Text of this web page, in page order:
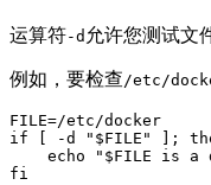
运算符-d 允许您测试文
例如，要检查/etc/
FILE=/etc/docker
if [ -d "$FILE" ];
echo "$FILE is a
fi